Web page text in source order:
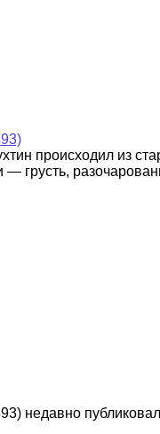
происходил из
грусть,
недавно публиковал